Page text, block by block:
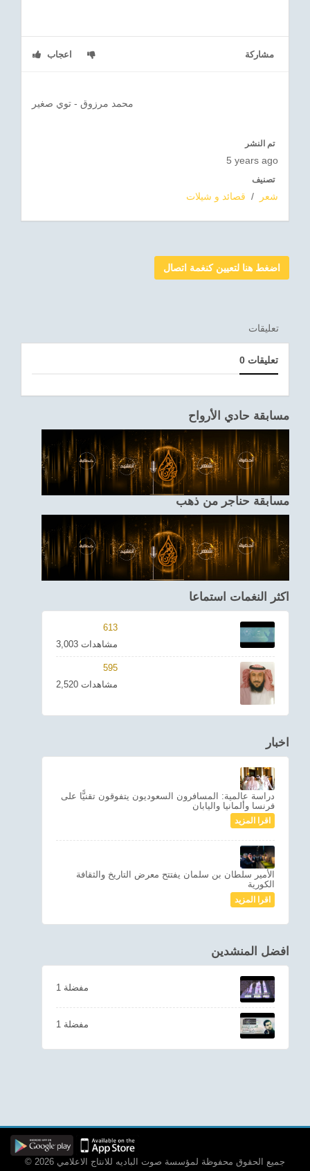
اعجاب مشاركة
تم النشر
5 years ago
تصنيف
شعر / قصائد و شيلات
اضغط هنا لتعيين كنغمة اتصال
تعليقات
0 تعليقات
مسابقة حادي الأرواح
مسابقة حناجر من ذهب
اكثر النغمات استماعا
613
3,003 مشاهدات
595
2,520 مشاهدات
اخبار
دراسة عالمية: المسافرون السعوديون يتفوقون تقنيًّا على
فرنسا وألمانيا واليابان
اقرا المزيد
الأمير سلطان بن سلمان يفتتح معرض التاريخ والثقافة
الكورية
اقرا المزيد
افضل المنشدين
1 مفضلة
1 مفضلة
© 2026 جميع الحقوق محفوظة لمؤسسة صوت الباديه للانتاج الاعلامي